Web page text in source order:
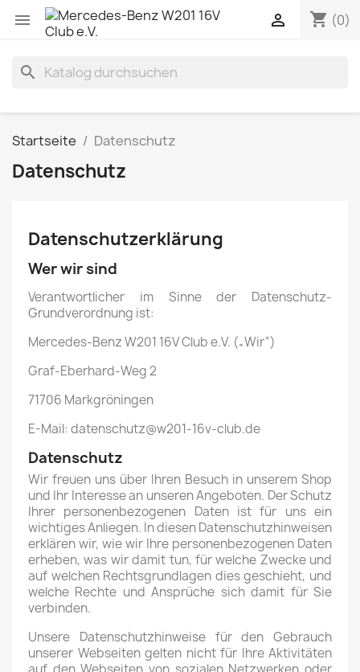
 shopping_cart (0)

search
Startseite Datenschutz
Datenschutz
Datenschutzerklärung
Wer wir sind
Verantwortlicher im Sinne der Datenschutz-
Grundverordnung ist:
Mercedes-Benz W201 16V Club e.V. („Wir“)
Graf-Eberhard-Weg 2
71706 Markgröningen
E-Mail: datenschutz@w201-16v-club.de
Datenschutz
Wir freuen uns über Ihren Besuch in unserem Shop
und Ihr Interesse an unseren Angeboten. Der Schutz
Ihrer personenbezogenen Daten ist für uns ein
wichtiges Anliegen. In diesen Datenschutzhinweisen
erklären wir, wie wir Ihre personenbezogenen Daten
erheben, was wir damit tun, für welche Zwecke und
auf welchen Rechtsgrundlagen dies geschieht, und
welche Rechte und Ansprüche sich damit für Sie
verbinden.
Unsere Datenschutzhinweise für den Gebrauch
unserer Webseiten gelten nicht für Ihre Aktivitäten